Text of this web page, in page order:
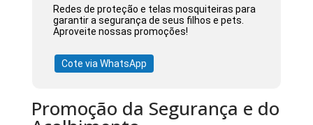
Redes de proteção e telas mosquiteiras para
garantir a segurança de seus filhos e pets.
Aproveite nossas promoções!
Cote via WhatsApp
Promoção da Segurança e do